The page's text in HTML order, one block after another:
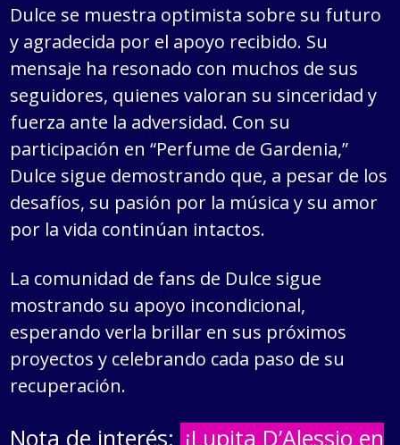
Dulce se muestra optimista sobre su futuro
y agradecida por el apoyo recibido. Su
mensaje ha resonado con muchos de sus
seguidores, quienes valoran su sinceridad y
fuerza ante la adversidad. Con su
participación en “Perfume de Gardenia,”
Dulce sigue demostrando que, a pesar de los
desafíos, su pasión por la música y su amor
por la vida continúan intactos.
La comunidad de fans de Dulce sigue
mostrando su apoyo incondicional,
esperando verla brillar en sus próximos
proyectos y celebrando cada paso de su
recuperación.
Nota de interés: ¡Lupita D’Alessio en